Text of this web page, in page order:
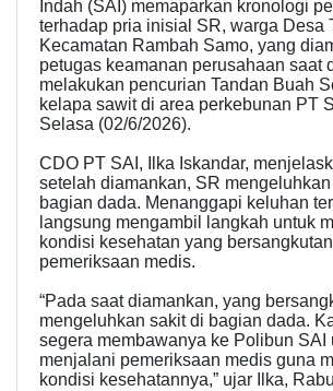
Indah (SAI) memaparkan kronologi
terhadap pria inisial SR, warga Desa
Kecamatan Rambah Samo, yang
petugas keamanan perusahaan saat
melakukan pencurian Tandan Buah
kelapa sawit di area perkebunan PT
Selasa (02/6/2026).
CDO PT SAI, Ilka Iskandar,
setelah diamankan, SR
bagian dada. Menanggapi keluhan
langsung mengambil langkah untuk
kondisi kesehatan yang
pemeriksaan medis.
“Pada saat diamankan, yang
mengeluhkan sakit di bagian dada.
segera membawanya ke Polibun SAI
menjalani pemeriksaan medis guna
kondisi kesehatannya,” ujar Ilka,